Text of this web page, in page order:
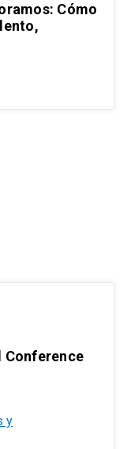
Cómo
Conference
y